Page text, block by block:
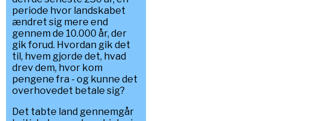
periode hvor landskabet
ændret sig mere end
gennem de 10.000 år, der
gik forud. Hvordan gik det
til, hvem gjorde det, hvad
drev dem, hvor kom
pengene fra - og kunne det
overhovedet betale sig?
Det tabte land gennemgår